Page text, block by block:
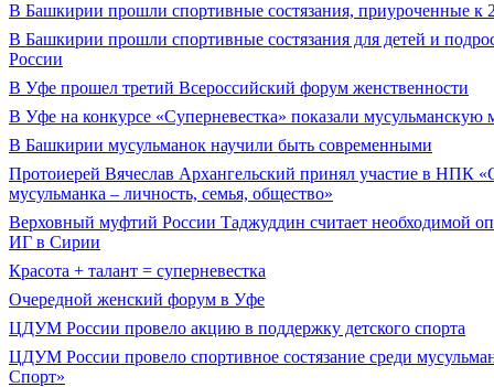
В Башкирии прошли спортивные состязания, приуроченные к
В Башкирии прошли спортивные состязания для детей и
России
В Уфе прошел третий Всероссийский форум женственности
В Уфе на конкурсе «Суперневестка» показали мусульманскую
В Башкирии мусульманок научили быть современными
Протоиерей Вячеслав Архангельский принял участие в НПК
мусульманка – личность, семья, общество»
Верховный муфтий России Таджуддин считает необходимой
ИГ в Сирии
Красота + талант = суперневестка
Очередной женский форум в Уфе
ЦДУМ России провело акцию в поддержку детского спорта
ЦДУМ России провело спортивное состязание среди
Спорт»